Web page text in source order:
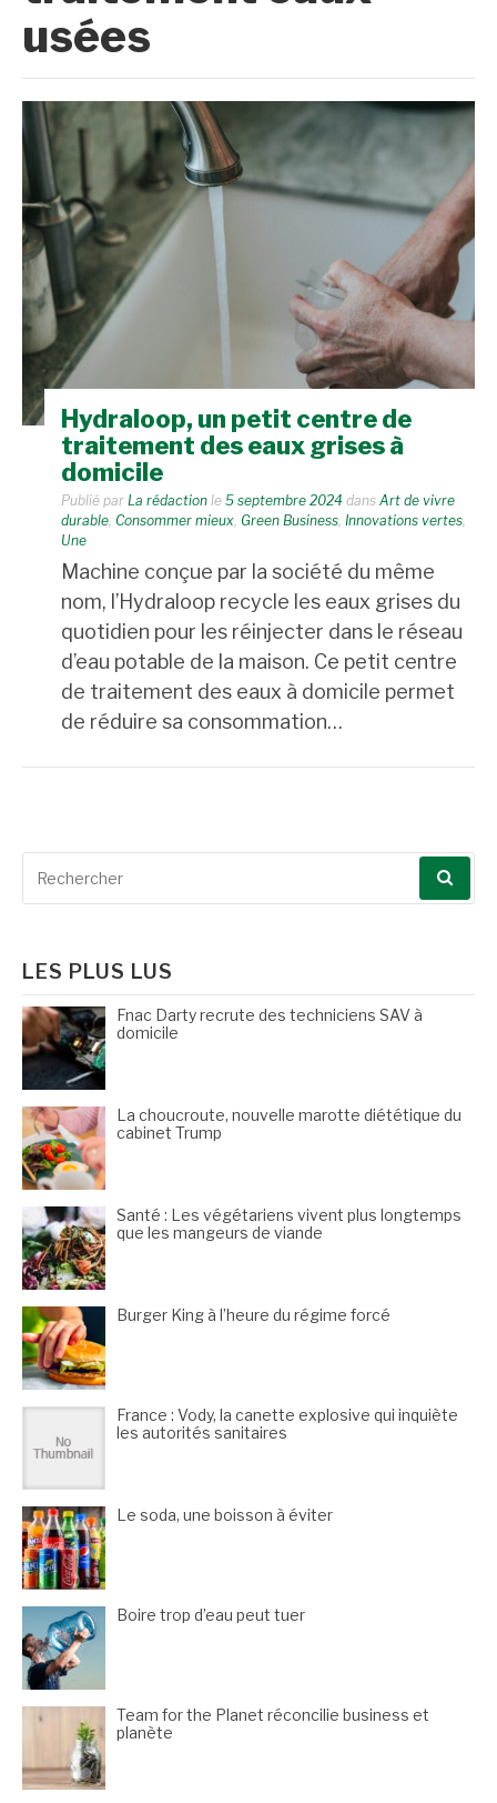
usées
Hydraloop, un petit centre de
traitement des eaux grises à
domicile
Publié par La rédaction le 5 septembre 2024 dans Art de vivre
durable Consommer mieux Green Business Innovations vertes
Une
Machine conçue par la société du même
nom, l’Hydraloop recycle les eaux grises du
quotidien pour les réinjecter dans le réseau
d’eau potable de la maison. Ce petit centre
de traitement des eaux à domicile permet
de réduire sa consommation…
LES PLUS LUS
Fnac Darty recrute des techniciens SAV à
domicile
La choucroute, nouvelle marotte diététique du
cabinet Trump
Santé : Les végétariens vivent plus longtemps
que les mangeurs de viande
Burger King à l’heure du régime forcé
France : Vody, la canette explosive qui inquiète
les autorités sanitaires
Le soda, une boisson à éviter
Boire trop d’eau peut tuer
Team for the Planet réconcilie business et
planète